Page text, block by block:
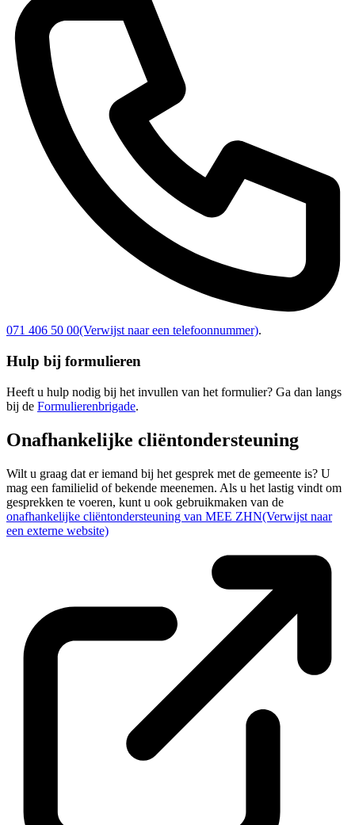
071 406 50 00(Verwijst naar een telefoonnummer).
Hulp bij formulieren
Heeft u hulp nodig bij het invullen van het formulier? Ga dan langs
bij de Formulierenbrigade.
Onafhankelijke cliëntondersteuning
Wilt u graag dat er iemand bij het gesprek met de gemeente is? U
mag een familielid of bekende meenemen. Als u het lastig vindt om
gesprekken te voeren, kunt u ook gebruikmaken van de
onafhankelijke cliëntondersteuning van MEE ZHN(Verwijst naar
een externe website)